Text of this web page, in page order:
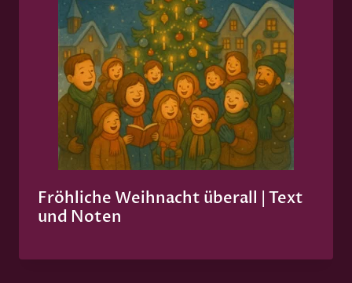
Fröhliche Weihnacht überall | Text
und Noten